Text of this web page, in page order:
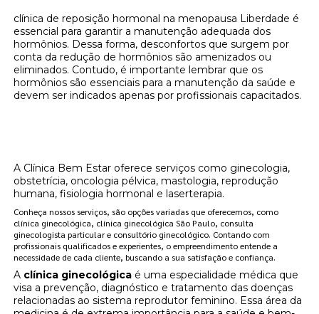
clínica de reposição hormonal na menopausa Liberdade é
essencial para garantir a manutenção adequada dos
hormônios. Dessa forma, desconfortos que surgem por
conta da redução de hormônios são amenizados ou
eliminados. Contudo, é importante lembrar que os
hormônios são essenciais para a manutenção da saúde e
devem ser indicados apenas por profissionais capacitados.
A Clínica Bem Estar oferece serviços como ginecologia,
obstetrícia, oncologia pélvica, mastologia, reprodução
humana, fisiologia hormonal e laserterapia.
Conheça nossos serviços, são opções variadas que oferecemos, como
clínica ginecológica, clínica ginecológica São Paulo, consulta
ginecologista particular e consultório ginecológico. Contando com
profissionais qualificados e experientes, o empreendimento entende a
necessidade de cada cliente, buscando a sua satisfação e confiança.
A clínica ginecológica é uma especialidade médica que
visa a prevenção, diagnóstico e tratamento das doenças
relacionadas ao sistema reprodutor feminino. Essa área da